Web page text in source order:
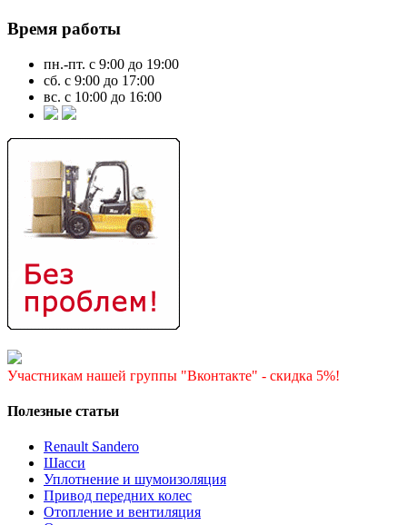
Время работы
пн.-пт. с 9:00 до 19:00
сб. с 9:00 до 17:00
вс. с 10:00 до 16:00
Участникам нашей группы "Вконтакте" - скидка 5%!
Полезные статьи
Renault Sandero
Шасси
Уплотнение и шумоизоляция
Привод передних колес
Отопление и вентиляция